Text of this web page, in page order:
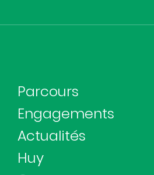
Parcours
Engagements
Actualités
Huy